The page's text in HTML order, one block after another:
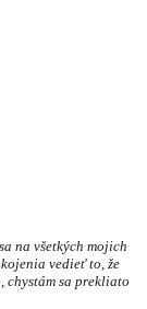
na všetkých mojich
vedieť to, že
chystám sa prekliato